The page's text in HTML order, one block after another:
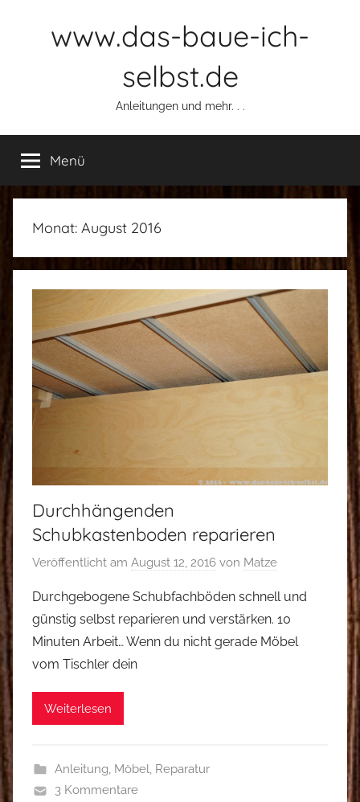
www.das-baue-ich-
selbst.de
Anleitungen und mehr. . .
Menü
Monat: August 2016
Durchhängenden
Schubkastenboden reparieren
Veröffentlicht am August 12, 2016 von Matze
Durchgebogene Schubfachböden schnell und
günstig selbst reparieren und verstärken. 10
Minuten Arbeit… Wenn du nicht gerade Möbel
vom Tischler dein
Weiterlesen
Anleitung, Möbel, Reparatur
3 Kommentare